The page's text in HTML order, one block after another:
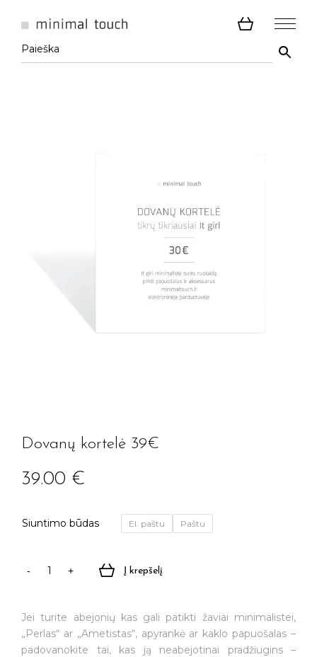
Dovanų kortelė 39€
39.00 €
Siuntimo būdas El. paštu Paštu
produkto
Į krepšelį
Jei turite abejonių kas gali patikti žaviai minimalistei,
„Perlas“ ar „Ametistas“, apyrankė ar kaklo papuošalas –
padovanokite tai, kas ją neabejotinai pradžiugins –